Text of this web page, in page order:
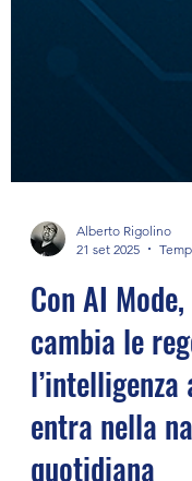
Alberto Rigolino
21 set 2025
Con AI Mode,
cambia le